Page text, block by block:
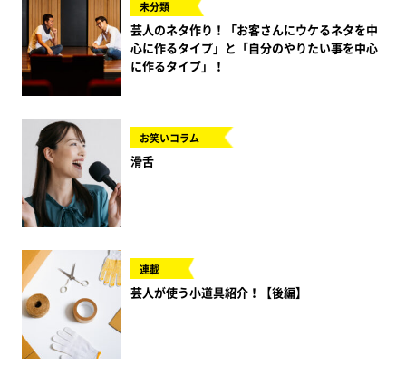
未分類
芸人のネタ作り！「お客さんにウケるネタを中
心に作るタイプ」と「自分のやりたい事を中心
に作るタイプ」！
お笑いコラム
滑舌
連載
芸人が使う小道具紹介！【後編】